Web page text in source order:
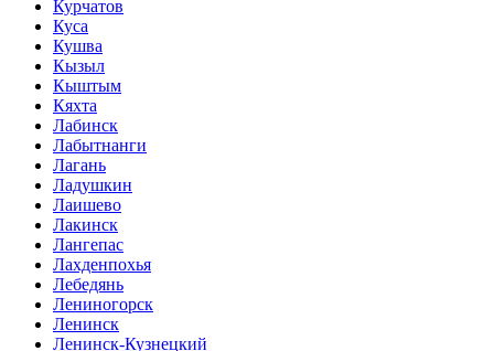
Курчатов
Куса
Кушва
Кызыл
Кыштым
Кяхта
Лабинск
Лабытнанги
Лагань
Ладушкин
Лаишево
Лакинск
Лангепас
Лахденпохья
Лебедянь
Лениногорск
Ленинск
Ленинск-Кузнецкий